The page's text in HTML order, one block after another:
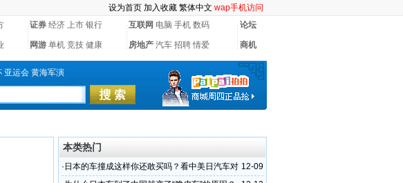
设为首页 加入收藏 繁体中文 wap手机访问
证券 经济 上市 银行 互联网 电脑 手机 数码 论坛
网游 单机 竞技 健康 房地产 汽车 招聘 情爱 商机
亚运会 黄海军演
本类热门
12-09
· 日本的车撞成这样你还敢买吗？看中美日汽车对